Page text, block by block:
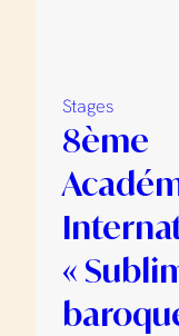
Stages
8ème
«